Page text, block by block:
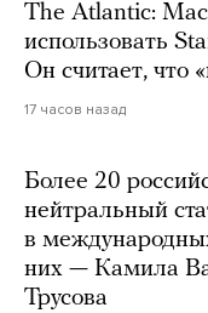
The Atlantic:
использовать
Он считает, что
17 часов назад
Более 20
нейтральный
в
них — Камила
Трусова